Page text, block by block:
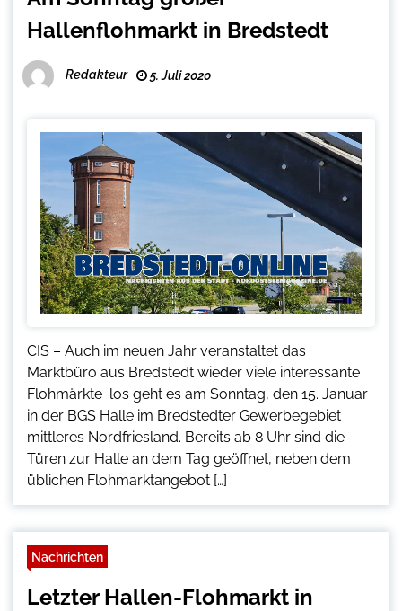
Hallenflohmarkt in Bredstedt
Redakteur 5. Juli 2020
CIS – Auch im neuen Jahr veranstaltet das
Marktbüro aus Bredstedt wieder viele interessante
Flohmärkte  los geht es am Sonntag, den 15. Januar
in der BGS Halle im Bredstedter Gewerbegebiet
mittleres Nordfriesland. Bereits ab 8 Uhr sind die
Türen zur Halle an dem Tag geöffnet, neben dem
üblichen Flohmarktangebot […]
Nachrichten
Letzter Hallen-Flohmarkt in